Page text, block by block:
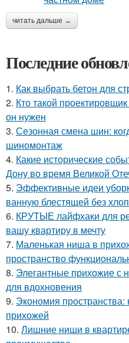
читать дальше →
Последние
1. Как выбрать бетон для
2. Кто такой
он нужен
3. Сезонная смена шин:
шиномонтаж
4. Какие исторические
Дону во время Великой
5. Эффективные идеи
ванную блестящей без
6. КРУТЫЕ лайфхаки для
вашу квартиру в мечту
7. Маленькая ниша в
пространство
8. Элегантные прихожие с
для вдохновения
9. Экономия
прихожей
10. Лишние ниши в